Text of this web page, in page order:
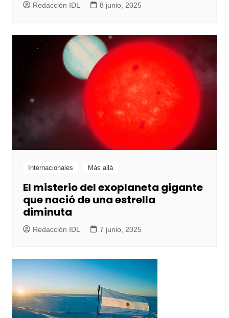
Redacción IDL 8 junio, 2025
Internacionales Más allá
El misterio del exoplaneta gigante
que nació de una estrella
diminuta
Redacción IDL 7 junio, 2025